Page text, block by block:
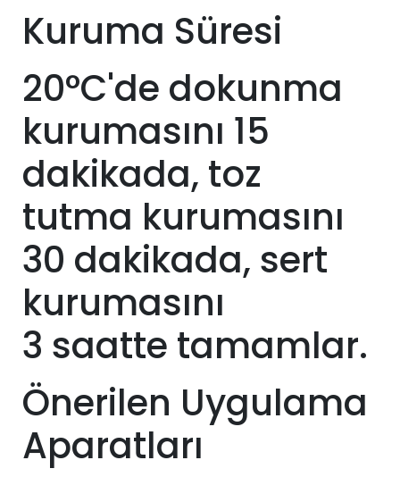
Kuruma Süresi
20°C'de dokunma
kurumasını 15
dakikada, toz
tutma kurumasını
30 dakikada, sert
kurumasını
3 saatte tamamlar.
Önerilen Uygulama
Aparatları